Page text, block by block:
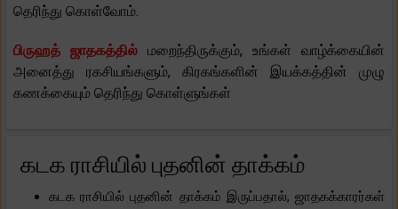
தெரிந்து கொள்வோம்.
பிருஹத் ஜாதகத்தில் மறைந்திருக்கும், உங்கள் வாழ்க்கையின்
அனைத்து ரகசியங்களும், கிரகங்களின் இயக்கத்தின் முழு
கணக்கையும் தெரிந்து கொள்ளுங்கள்
கடக ராசியில் புதனின் தாக்கம்
கடக ராசியில் புதனின் தாக்கம் இருப்பதால், ஜாதகக்காரர்கள்